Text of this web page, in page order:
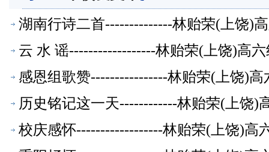
湖南行诗二首--------------林贻荣(上饶)
云 水 谣------------------林贻荣(上饶)高
感恩组歌赞----------------林贻荣(上饶)高
历史铭记这一天------------林贻荣(上饶)
校庆感怀------------------林贻荣(上饶)高